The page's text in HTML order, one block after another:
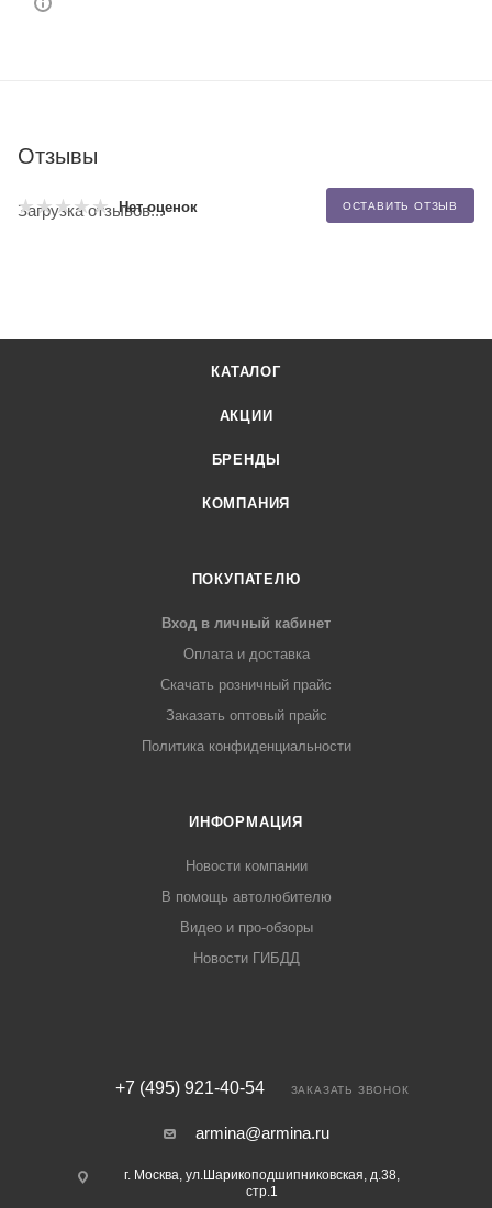
Отзывы
Нет оценок ОСТАВИТЬ ОТЗЫВ
Загрузка отзывов...
КАТАЛОГ
АКЦИИ
БРЕНДЫ
КОМПАНИЯ
ПОКУПАТЕЛЮ
Вход в личный кабинет
Оплата и доставка
Скачать розничный прайс
Заказать оптовый прайс
Политика конфиденциальности
ИНФОРМАЦИЯ
Новости компании
В помощь автолюбителю
Видео и про-обзоры
Новости ГИБДД
+7 (495) 921-40-54 ЗАКАЗАТЬ ЗВОНОК
armina@armina.ru
г. Москва, ул.Шарикоподшипниковская, д.38,
стр.1